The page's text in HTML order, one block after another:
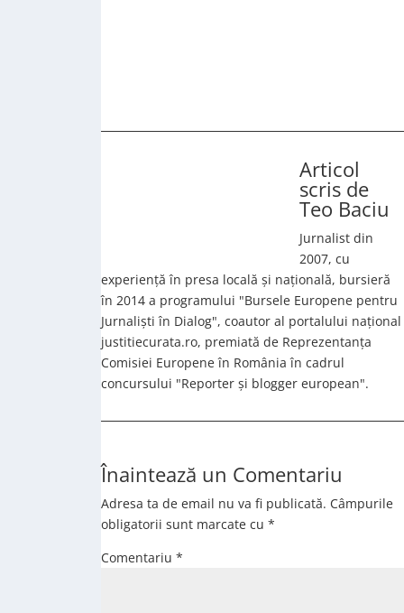
Articol
scris de
Teo Baciu
Jurnalist din
2007, cu
experiență în presa locală și națională, bursieră
în 2014 a programului "Bursele Europene pentru
Jurnaliști în Dialog", coautor al portalului național
justitiecurata.ro, premiată de Reprezentanța
Comisiei Europene în România în cadrul
concursului "Reporter și blogger european".
Înaintează un Comentariu
Adresa ta de email nu va fi publicată. Câmpurile
obligatorii sunt marcate cu *
Comentariu *